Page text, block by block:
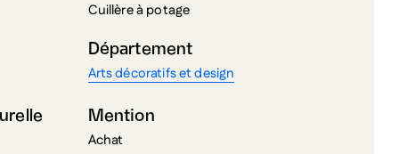
Cuillère à potage
Département
Arts décoratifs et design
Mention
Achat